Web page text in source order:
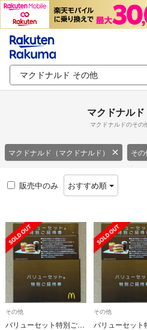
マクドナル
マクドナルドのその
マクドナルド（マクドナルド） そ
販売中のみ おすすめ順
その他
バリューセット特別ご招待券
その他